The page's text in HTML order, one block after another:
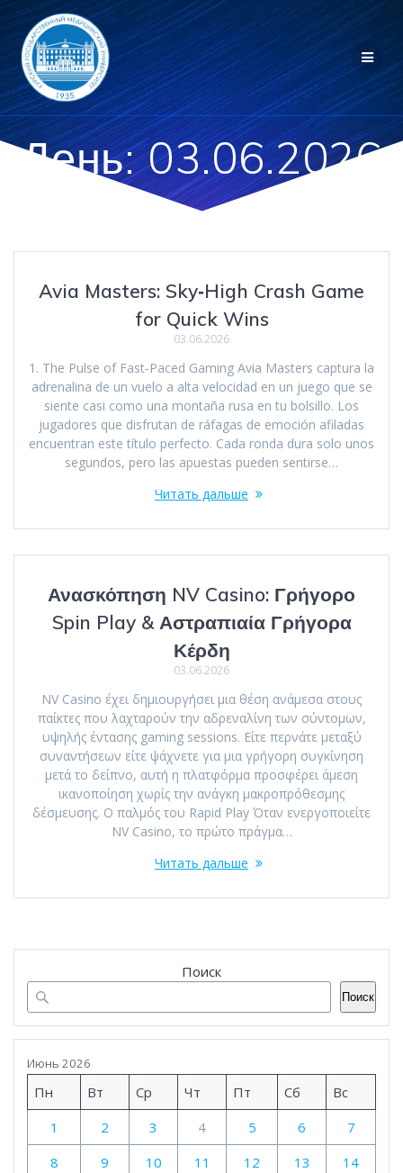
Перейти
контенту
День:03.06.2026
Avia Masters: Sky‑High Crash Game
for Quick Wins
03.06.2026
1. The Pulse of Fast‑Paced Gaming Avia Masters captura la
adrenalina de un vuelo a alta velocidad en un juego que se
siente casi como una montaña rusa en tu bolsillo. Los
jugadores que disfrutan de ráfagas de emoción afiladas
encuentran este título perfecto. Cada ronda dura solo unos
segundos, pero las apuestas pueden sentirse…
Читать дальше
Ανασκόπηση NV Casino: Γρήγορο
Spin Play & Αστραπιαία Γρήγορα
Κέρδη
03.06.2026
NV Casino έχει δημιουργήσει μια θέση ανάμεσα στους
παίκτες που λαχταρούν την αδρεναλίνη των σύντομων,
υψηλής έντασης gaming sessions. Είτε περνάτε μεταξύ
συναντήσεων είτε ψάχνετε για μια γρήγορη συγκίνηση
μετά το δείπνο, αυτή η πλατφόρμα προσφέρει άμεση
ικανοποίηση χωρίς την ανάγκη μακροπρόθεσμης
δέσμευσης. Ο παλμός του Rapid Play Όταν ενεργοποιείτε
NV Casino, το πρώτο πράγμα…
Читать дальше
Поиск
Поиск
Июнь 2026
Пн Вт Ср Чт Пт Сб
Вс
1
2 3 4 5 6
7
8
9 10 11 12 13
14